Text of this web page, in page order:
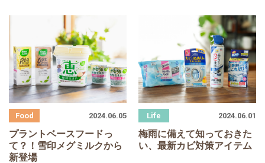
プラントベースフードっ
て？！雪印メグミルクから
新登場
2024.06.05
梅雨に備えて知っておきた
い、最新カビ対策アイテム
2024.06.01